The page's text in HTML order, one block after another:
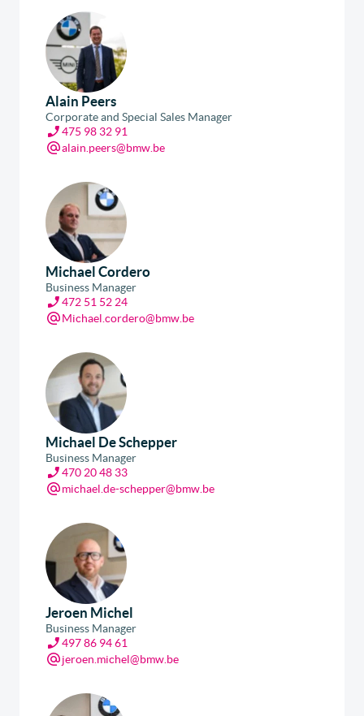
Alain Peers
Corporate and Special Sales Manager
475 98 32 91
alain.peers@bmw.be
Michael Cordero
Business Manager
472 51 52 24
Michael.cordero@bmw.be
Michael De Schepper
Business Manager
470 20 48 33
michael.de-schepper@bmw.be
Jeroen Michel
Business Manager
497 86 94 61
jeroen.michel@bmw.be